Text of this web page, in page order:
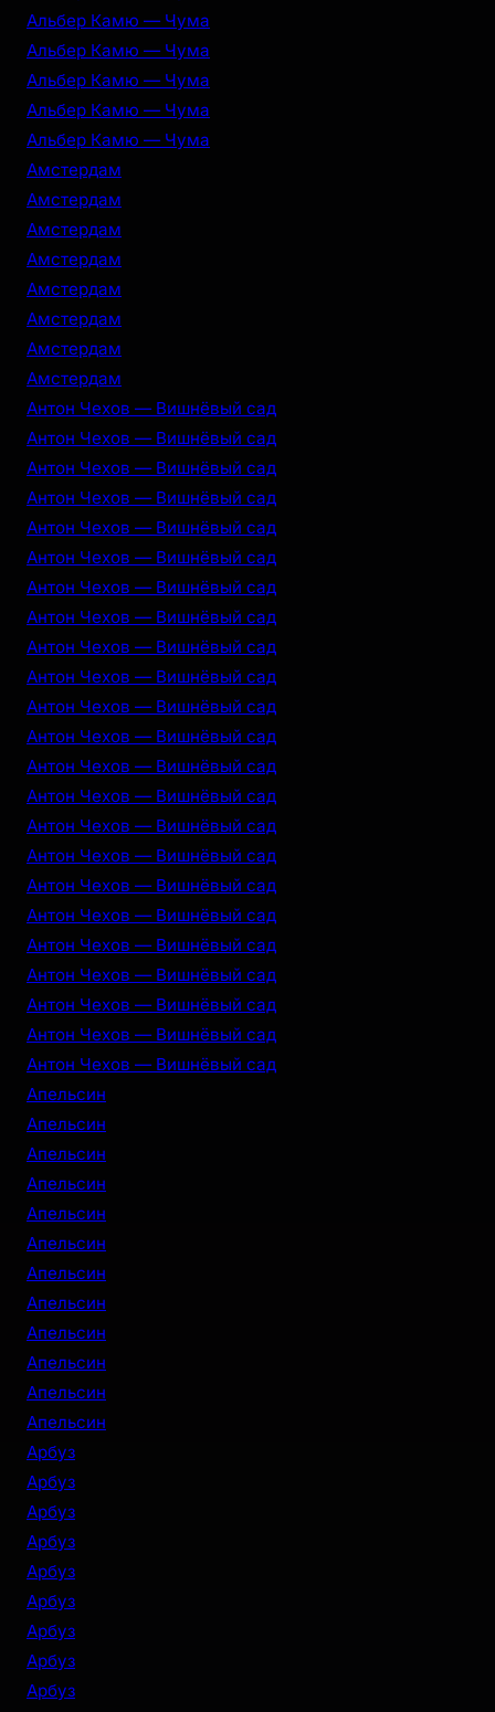
Альбер Камю — Чума
Альбер Камю — Чума
Альбер Камю — Чума
Альбер Камю — Чума
Альбер Камю — Чума
Амстердам
Амстердам
Амстердам
Амстердам
Амстердам
Амстердам
Амстердам
Амстердам
Антон Чехов — Вишнёвый сад
Антон Чехов — Вишнёвый сад
Антон Чехов — Вишнёвый сад
Антон Чехов — Вишнёвый сад
Антон Чехов — Вишнёвый сад
Антон Чехов — Вишнёвый сад
Антон Чехов — Вишнёвый сад
Антон Чехов — Вишнёвый сад
Антон Чехов — Вишнёвый сад
Антон Чехов — Вишнёвый сад
Антон Чехов — Вишнёвый сад
Антон Чехов — Вишнёвый сад
Антон Чехов — Вишнёвый сад
Антон Чехов — Вишнёвый сад
Антон Чехов — Вишнёвый сад
Антон Чехов — Вишнёвый сад
Антон Чехов — Вишнёвый сад
Антон Чехов — Вишнёвый сад
Антон Чехов — Вишнёвый сад
Антон Чехов — Вишнёвый сад
Антон Чехов — Вишнёвый сад
Антон Чехов — Вишнёвый сад
Антон Чехов — Вишнёвый сад
Апельсин
Апельсин
Апельсин
Апельсин
Апельсин
Апельсин
Апельсин
Апельсин
Апельсин
Апельсин
Апельсин
Апельсин
Арбуз
Арбуз
Арбуз
Арбуз
Арбуз
Арбуз
Арбуз
Арбуз
Арбуз